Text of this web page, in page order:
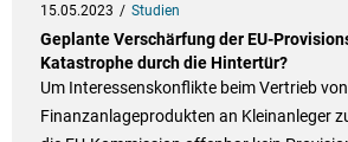
15.05.2023 Studien
Geplante Verschärfung der EU-
Katastrophe durch die Hintertür?
Um Interessenskonflikte beim Vertrieb von
Finanzanlageprodukten an Kleinanleger